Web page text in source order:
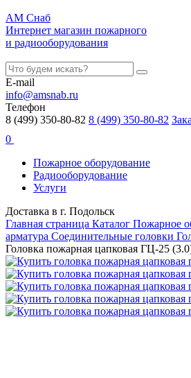
АМ Снаб
Интернет магазин пожарного
и радиооборудования
E-mail
info@amsnab.ru
Телефон
8 (499) 350-80-82 8 (499) 350-80-82
0
Пожарное оборудование
Радиооборудование
Услуги
Доставка в г. Подольск
Главная страница Каталог Пожарное
арматура Соединительные головки
Головка пожарная цапковая ГЦ-25